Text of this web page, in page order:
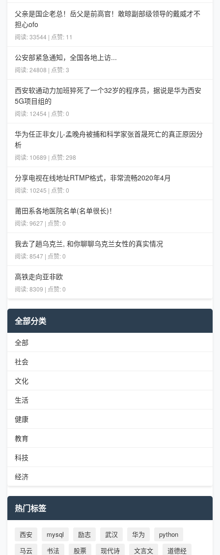
父亲是国企老总！岳父是前高官！敢晾副部级领导的戴威才不
担心ofo
阅读: 33544 | 点赞: 11
公安部紧急通知，全国各地上访...
阅读: 24808 | 点赞: 3
西安软通动力加班猝死了一个32岁的程序员，据说是华为西安
5G项目组的
阅读: 12454 | 点赞: 0
华为任正非女儿-孟晚舟被捕和科学家张首晟死亡的真正原因分
析
阅读: 10689 | 点赞: 298
分享电视在线地址RTMP格式，非常流畅2020年4月
阅读: 10245 | 点赞: 0
莆田系各地医院名单(名单很长)！
阅读: 9627 | 点赞: 0
我去了趟乌克兰, 和你聊聊乌克兰女性的真实情况
阅读: 8547 | 点赞: 0
高铁走向亚非欧
阅读: 8309 | 点赞: 0
全部分类
全部
社会
文化
生活
健康
教育
科技
经济
热门标签
西安 mysql 励志 武汉 华为
python
马云
书法 股票 现代诗 文言文 道德经